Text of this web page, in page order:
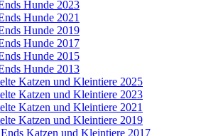
Hunde 2023
Hunde 2021
Hunde 2019
Hunde 2017
Hunde 2015
Hunde 2013
Katzen und Kleintiere 2025
Katzen und Kleintiere 2023
Katzen und Kleintiere 2021
Katzen und Kleintiere 2019
Katzen und Kleintiere 2017